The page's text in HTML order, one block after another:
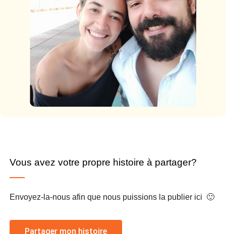
Vous avez votre propre histoire à partager?
Envoyez-la-nous afin que nous puissions la publier ici 🙂
Partager mon histoire